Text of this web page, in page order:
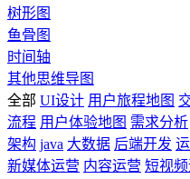
树形图
鱼骨图
时间轴
其他思维导图
全部 UI设计 用户旅程地图
流程 用户体验地图 需求分析
架构 java 大数据 后端开发
新媒体运营 内容运营 短视